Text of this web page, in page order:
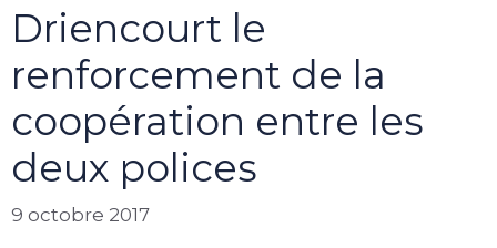
Driencourt le
renforcement de la
coopération entre les
deux polices
9 octobre 2017